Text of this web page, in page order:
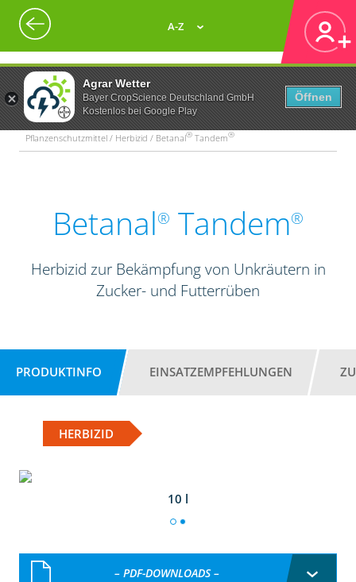
Agrar Wetter
Bayer CropScience Deutschland GmbH
Kostenlos bei Google Play
Öffnen
A-Z
Pflanzenschutzmittel / Herbizid / Betanal® Tandem®
Betanal® Tandem®
Herbizid zur Bekämpfung von Unkräutern in
Zucker- und Futterrüben
PRODUKTINFO EINSATZEMPFEHLUNGEN
HERBIZID
10 l
– PDF-DOWNLOADS –